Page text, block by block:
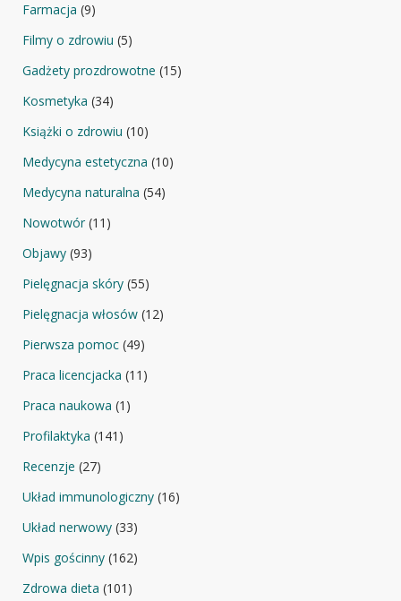
Farmacja (9)
Filmy o zdrowiu (5)
Gadżety prozdrowotne (15)
Kosmetyka (34)
Książki o zdrowiu (10)
Medycyna estetyczna (10)
Medycyna naturalna (54)
Nowotwór(11)
Objawy (93)
Pielęgnacja skóry (55)
Pielęgnacja włosów (12)
Pierwsza pomoc (49)
Praca licencjacka (11)
Praca naukowa (1)
Profilaktyka (141)
Recenzje (27)
Układ immunologiczny (16)
Układ nerwowy (33)
Wpis gościnny (162)
Zdrowa dieta (101)